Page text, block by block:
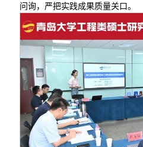
问询，严把实践成果质量关口。